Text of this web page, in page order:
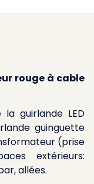
rouge à cable
guirlande LED
guinguette
(prise
extérieurs:
allées.